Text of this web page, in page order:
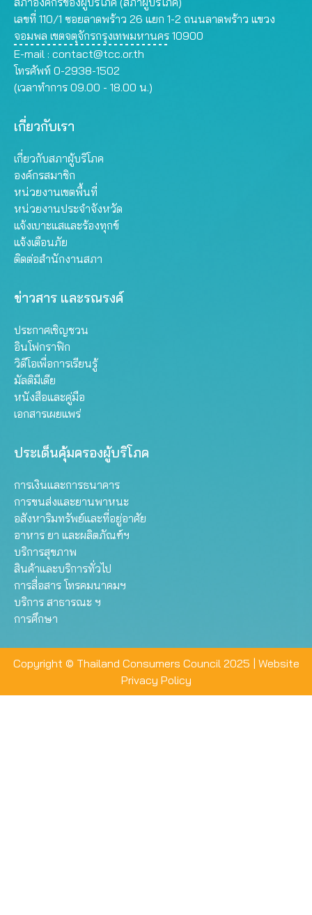
เลขที่ 110/1 ซอยลาดพร้าว 26 แยก 1-2 ถนนลาดพร้าว แขวง
จอมพล เขตจตุจักรกรุงเทพมหานคร 10900
E-mail : contact@tcc.or.th
โทรศัพท์ 0-2938-1502
(เวลาทำการ 09.00 - 18.00 น.)
เกี่ยวกับเรา
เกี่ยวกับสภาผู้บริโภค
องค์กรสมาชิก
หน่วยงานเขตพื้นที่
หน่วยงานประจำจังหวัด
แจ้งเบาะแสและร้องทุกข์
แจ้งเตือนภัย
ติดต่อสำนักงานสภา
ข่าวสาร และรณรงค์
ประกาศเชิญชวน
อินโฟกราฟิก
วิดีโอเพื่อการเรียนรู้
มัลติมีเดีย
หนังสือและคู่มือ
เอกสารเผยแพร่
ประเด็นคุ้มครองผู้บริโภค
การเงินและการธนาคาร
การขนส่งและยานพาหนะ
อสังหาริมทรัพย์และที่อยู่อาศัย
อาหาร ยา และผลิตภัณฑ์ฯ
บริการสุขภาพ
สินค้าและบริการทั่วไป
การสื่อสาร โทรคมนาคมฯ
บริการ สาธารณะ ฯ
การศึกษา
Copyright © Thailand Consumers Council 2025 | Website
Privacy Policy